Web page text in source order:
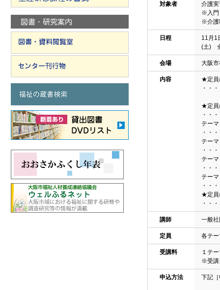
対象者
介護
※入門
※介護
日程
11月1
(土)
会場 大阪
内容
★定員
・・
★定員
・・
テー
・・
テー
・・
テー
・・
テー
・・
★定員
・・
講師 一般
定員 各テ
受講料
１テ
※受講
申込方法 下記